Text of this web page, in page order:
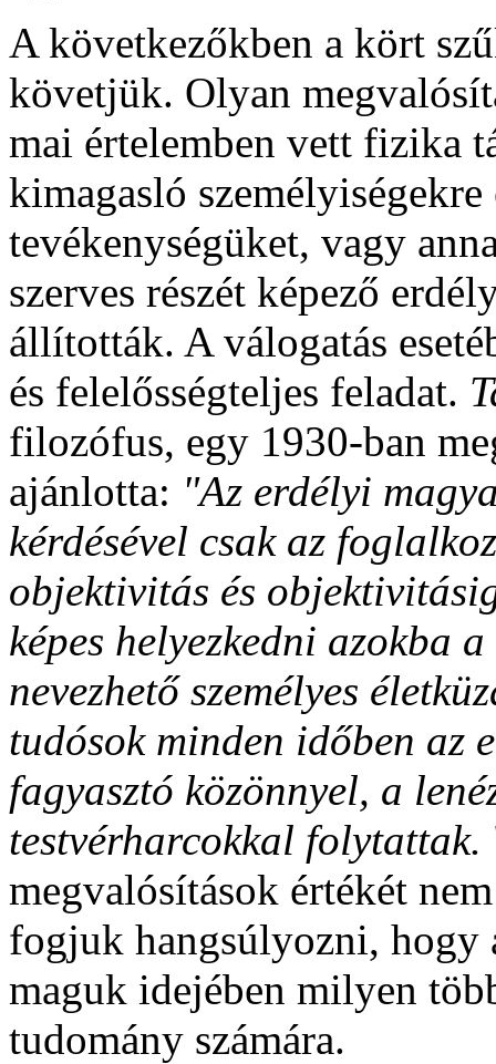
A következőkben a kört
követjük. Olyan
mai értelemben vett fizika
kimagasló
tevékenységüket, vagy
szerves részét képező
állították. A válogatás
és felelősségteljes feladat.
filozófus, egy 1930-ban
ajánlotta: "Az erdélyi
kérdésével csak az
objektivitás és
képes helyezkedni azokba
nevezhető személyes
tudósok minden időben az
fagyasztó közönnyel, a
testvérharcokkal folytattak.
megvalósítások értékét
fogjuk hangsúlyozni, hogy
maguk idejében milyen
tudomány számára.